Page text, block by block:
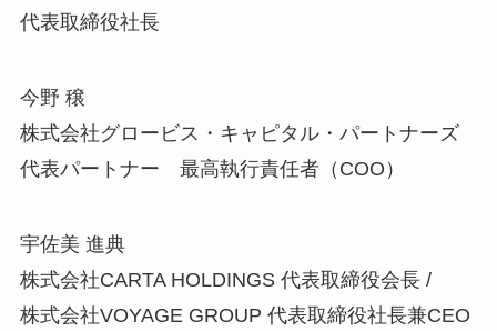
代表取締役社長
今野 穣
株式会社グロービス・キャピタル・パートナーズ
代表パートナー 最高執行責任者（COO）
宇佐美 進典
株式会社CARTA HOLDINGS 代表取締役会長 /
株式会社VOYAGE GROUP 代表取締役社長兼CEO